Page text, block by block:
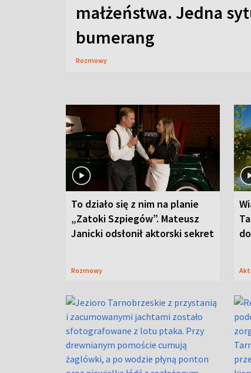
małżeństwa. Jedna
bumerang
Rozmowy
To działo się z nim na planie
„Zatoki Szpiegów”. Mateusz
Janicki odsłonił aktorski sekret
Rozmowy